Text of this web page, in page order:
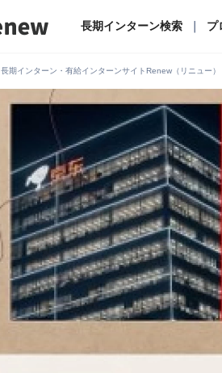
長期インターン検索 プ
長期インターン・有給インターンサイトRenew（リニュー）